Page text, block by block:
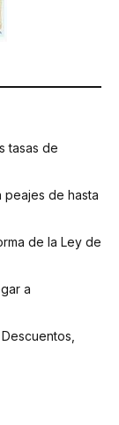
tasas de
peajes de hasta
de la Ley de
a